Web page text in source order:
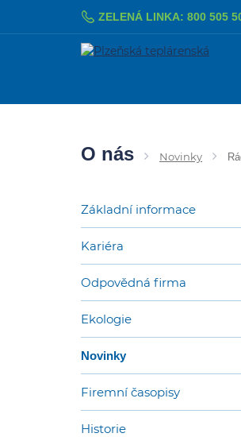
Přejít na obsah
ZELENÁ LINKA: 800 505
O nás Novinky
Základní informace
Kariéra
Odpovědná firma
Ekologie
Novinky
Firemní časopisy
Historie